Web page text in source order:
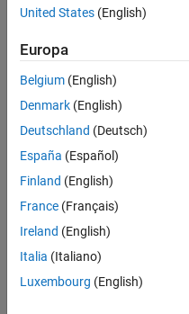
United States (English)
Europa
Belgium (English)
Denmark (English)
Deutschland (Deutsch)
España (Español)
Finland (English)
France (Français)
Ireland (English)
Italia (Italiano)
Luxembourg (English)